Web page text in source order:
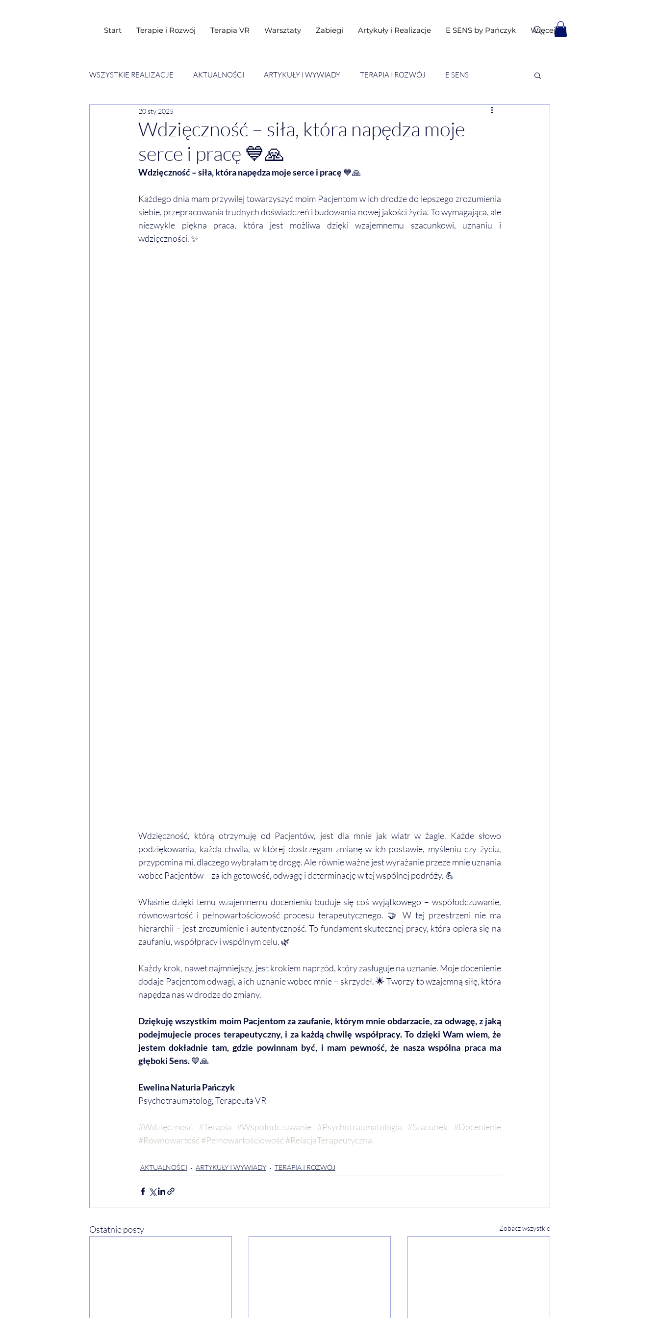
Start Terapie i Rozwój Terapia VR Warsztaty Zabiegi Artykuły i Realizacje E SENS by Pańczyk Więcej
WSZYSTKIE REALIZACJE AKTUALNOŚCI ARTYKUŁY I WYWIADY TERAPIA I ROZWÓJ E SENS
SESJE ESENCJI CHWIL
Wdzięczność – siła, która napędza moje
serce i pracę 💙🙏
20 sty 2025
Wdzięczność – siła, która napędza moje serce i pracę 💙🙏
Każdego dnia mam przywilej towarzyszyć moim Pacjentom w ich drodze do lepszego zrozumienia
siebie, przepracowania trudnych doświadczeń i budowania nowej jakości życia. To wymagająca, ale
niezwykle piękna praca, która jest możliwa dzięki wzajemnemu szacunkowi, uznaniu i
wdzięczności. ✨
Wdzięczność, którą otrzymuję od Pacjentów, jest dla mnie jak wiatr w żagle. Każde słowo
podziękowania, każda chwila, w której dostrzegam zmianę w ich postawie, myśleniu czy życiu,
przypomina mi, dlaczego wybrałam tę drogę. Ale równie ważne jest wyrażanie przeze mnie uznania
wobec Pacjentów – za ich gotowość, odwagę i determinację w tej wspólnej podróży. 💪
Właśnie dzięki temu wzajemnemu docenieniu buduje się coś wyjątkowego – współodczuwanie,
równowartość i pełnowartościowość procesu terapeutycznego. 🤝 W tej przestrzeni nie ma
hierarchii – jest zrozumienie i autentyczność. To fundament skutecznej pracy, która opiera się na
zaufaniu, współpracy i wspólnym celu. 🌿
Każdy krok, nawet najmniejszy, jest krokiem naprzód, który zasługuje na uznanie. Moje docenienie
dodaje Pacjentom odwagi, a ich uznanie wobec mnie – skrzydeł. 🌟 Tworzy to wzajemną siłę, która
napędza nas w drodze do zmiany.
Dziękuję wszystkim moim Pacjentom za zaufanie, którym mnie obdarzacie, za odwagę, z jaką
podejmujecie proces terapeutyczny, i za każdą chwilę współpracy. To dzięki Wam wiem, że
jestem dokładnie tam, gdzie powinnam być, i mam pewność, że nasza wspólna praca ma
głęboki Sens. 💙🙏
Ewelina Naturia Pańczyk
Psychotraumatolog, Terapeuta VR
#Wdzięczność #Terapia #Współodczuwanie #Psychotraumatologia #Szacunek
#Docenienie
#Równowartość#Pełnowartościowość#RelacjaTerapeutyczna
AKTUALNOŚCI ARTYKUŁY I WYWIADY TERAPIA I ROZWÓJ
Ostatnie posty Zobacz wszystkie